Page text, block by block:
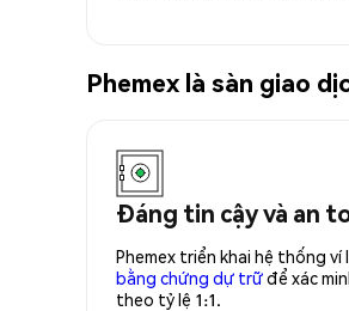
Phemex là sàn giao
Đáng tin cậy và an
Phemex triển khai hệ thống
bằng chứng dự trữđể xác
theo tỷ lệ 1:1.